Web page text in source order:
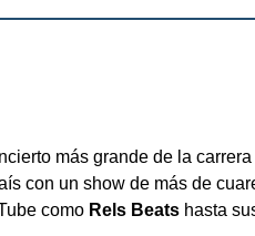
más grande de la carrera
con un show de más de
como Rels Beats hasta